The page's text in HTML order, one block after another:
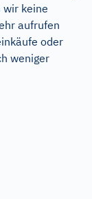
wir keine
aufrufen
oder
weniger